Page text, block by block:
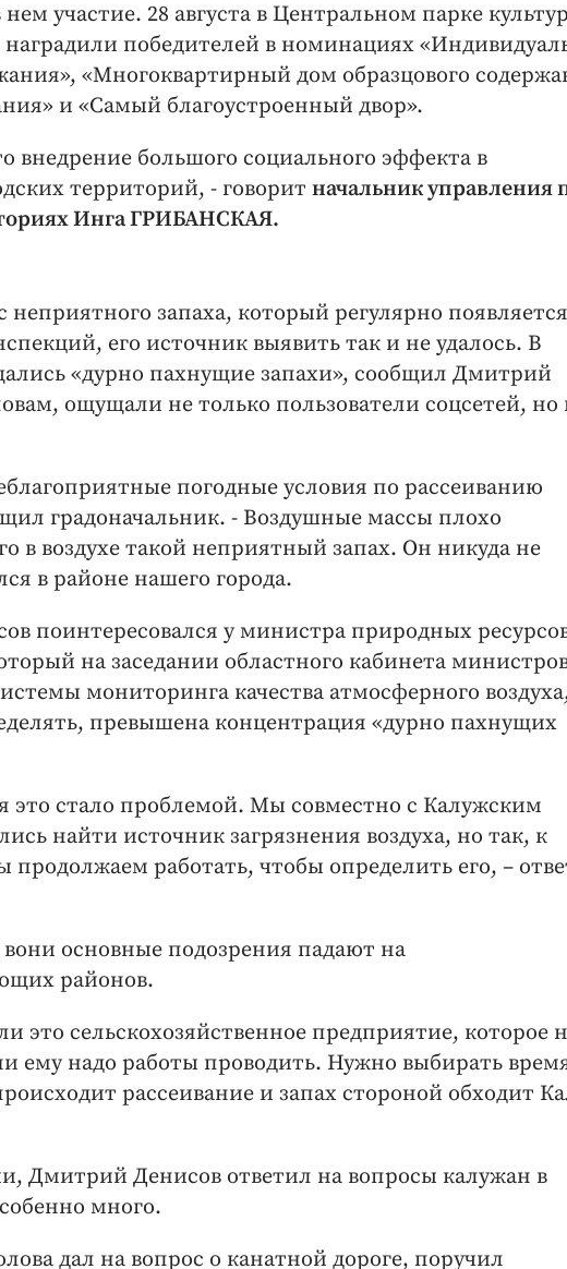
участие. 28 августа в Центральном парке
наградили победителей в номинациях
«Многоквартирный дом образцового
и «Самый благоустроенный двор».
внедрение большого социального эффекта в
территорий, - говорит начальник управления
Инга ГРИБАНСКАЯ.
запаха, который регулярно
его источник выявить так и не удалось. В
«дурно пахнущие запахи», сообщил Дмитрий
ощущали не только пользователи соцсетей, но
погодные условия по рассеиванию
градоначальник. - Воздушные массы плохо
в воздухе такой неприятный запах. Он никуда не
в районе нашего города.
поинтересовался у министра природных
на заседании областного кабинета
мониторинга качества атмосферного
превышена концентрация «дурно пахнущих
это стало проблемой. Мы совместно с Калужским
найти источник загрязнения воздуха, но так, к
работать, чтобы определить его, –
основные подозрения падают на
районов.
это сельскохозяйственное предприятие, которое
ему надо работы проводить. Нужно выбирать
рассеивание и запах стороной обходит
Дмитрий Денисов ответил на вопросы калужан в
много.
дал на вопрос о канатной дороге, поручил